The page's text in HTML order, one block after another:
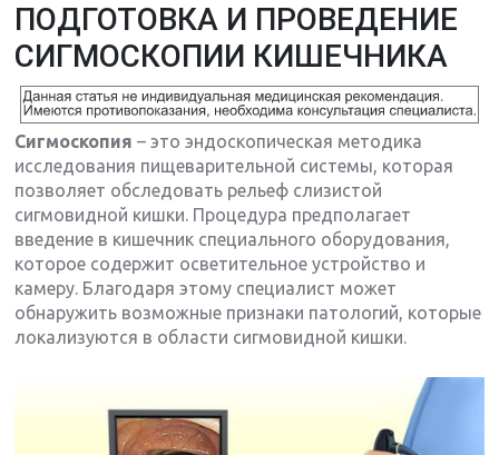
ПОДГОТОВКА И ПРОВЕДЕНИЕ
СИГМОСКОПИИ КИШЕЧНИКА
Сигмоскопия – это эндоскопическая методика
исследования пищеварительной системы, которая
позволяет обследовать рельеф слизистой
сигмовидной кишки. Процедура предполагает
введение в кишечник специального оборудования,
которое содержит осветительное устройство и
камеру. Благодаря этому специалист может
обнаружить возможные признаки патологий, которые
локализуются в области сигмовидной кишки.